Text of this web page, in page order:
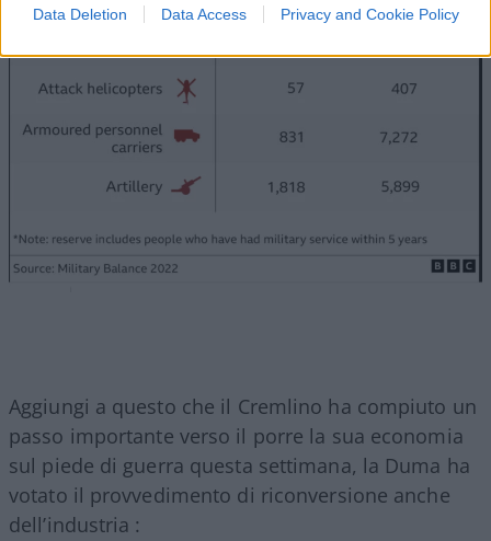
Data Deletion Data Access Privacy and Cookie Policy
Aggiungi a questo che il Cremlino ha compiuto un
passo importante verso il porre la sua economia
sul piede di guerra questa settimana, la Duma ha
votato il provvedimento di riconversione anche
dell’industria :